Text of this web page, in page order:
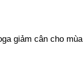
giảm cân cho